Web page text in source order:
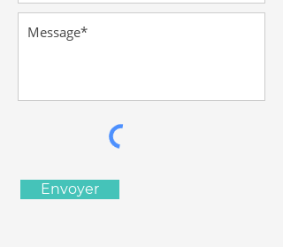
Envoyer